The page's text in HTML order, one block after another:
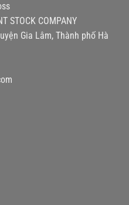
STOCK COMPANY
Gia Lâm, Thành phố Hà